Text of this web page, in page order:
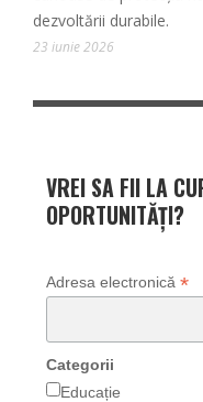
dezvoltării durabile.
23 iunie 2026
VREI SA FII LA
OPORTUNITĂȚI?
Adresa electronică *
Categorii
Educație